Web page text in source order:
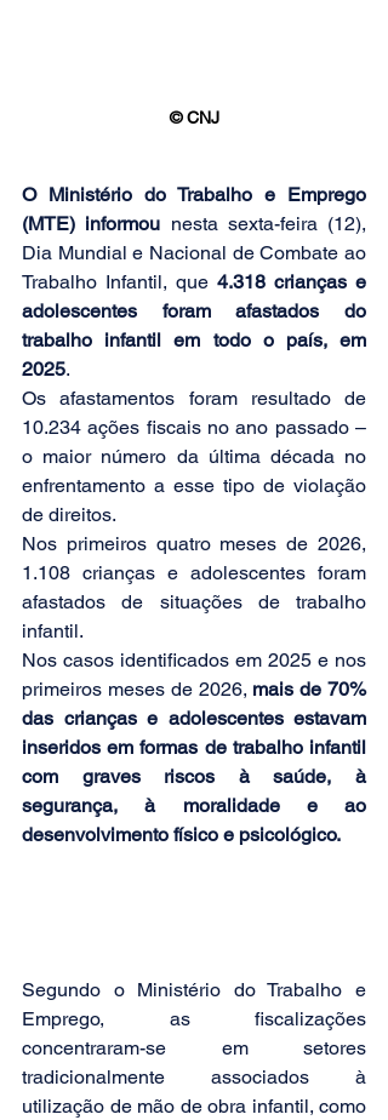
© CNJ
O Ministério do Trabalho e Emprego
(MTE) informou nesta sexta-feira (12),
Dia Mundial e Nacional de Combate ao
Trabalho Infantil, que 4.318 crianças e
adolescentes foram afastados do
trabalho infantil em todo o país, em
2025.
Os afastamentos foram resultado de
10.234 ações fiscais no ano passado –
o maior número da última década no
enfrentamento a esse tipo de violação
de direitos.
Nos primeiros quatro meses de 2026,
1.108 crianças e adolescentes foram
afastados de situações de trabalho
infantil.
Nos casos identificados em 2025 e nos
primeiros meses de 2026, mais de 70%
das crianças e adolescentes estavam
inseridos em formas de trabalho infantil
com graves riscos à saúde, à
segurança, à moralidade e ao
desenvolvimento físico e psicológico.
Segundo o Ministério do Trabalho e
Emprego, as fiscalizações
concentraram-se em setores
tradicionalmente associados à